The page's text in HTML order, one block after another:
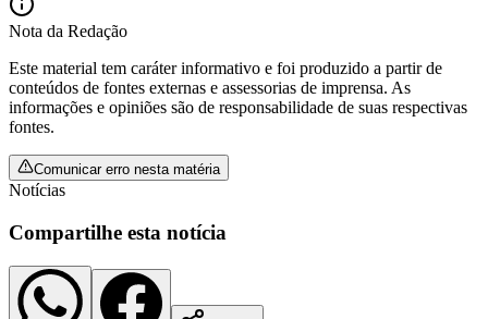
Internacional
Nota da Redação
Este material tem caráter informativo e foi produzido a partir de
conteúdos de fontes externas e assessorias de imprensa. As
informações e opiniões são de responsabilidade de suas respectivas
fontes.
Comunicar erro nesta matéria
Notícias
Compartilhe esta notícia